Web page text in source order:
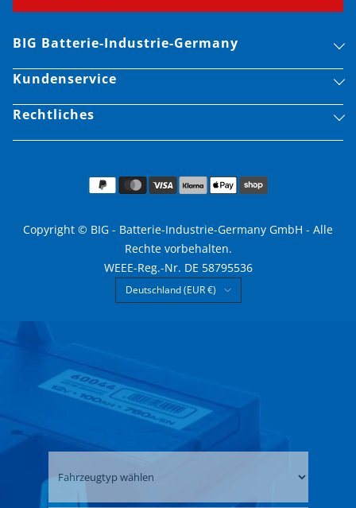
BIG Batterie-Industrie-Germany
Kundenservice
Rechtliches
Land/Region
Deutschland (EUR €)
Copyright © BIG - Batterie-Industrie-Germany GmbH - Alle
Rechte vorbehalten.
WEEE-Reg.-Nr. DE 58795536